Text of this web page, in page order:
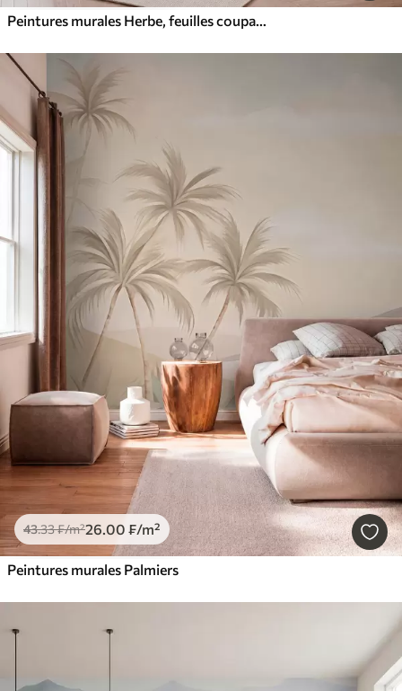
Peintures murales Herbe, feuilles coupantes
43.33₣/m²26.00 ₣/m²
Peintures murales Palmiers